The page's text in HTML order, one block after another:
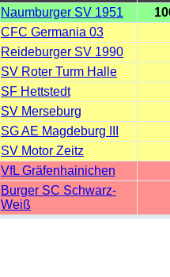
Naumburger SV 1951
CFC Germania 03
Reideburger SV 1990
SV Roter Turm Halle
SF Hettstedt
SV Merseburg
SG AE Magdeburg III
SV Motor Zeitz
VfL Gräfenhainichen
Burger SC Schwarz-
Weiß